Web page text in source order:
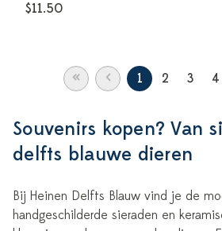
$11.50
« ‹ 1 2 3 4
Souvenirs kopen? Van
delfts blauwe dieren
Bij Heinen Delfts Blauw vind je de
handgeschilderde sieraden en